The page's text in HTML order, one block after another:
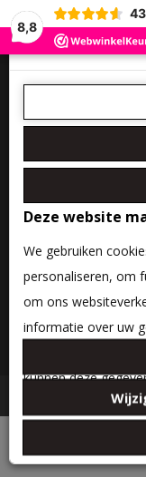
8,8
Deze website
We gebruiken
personaliseren, om
om ons
informatie over uw
voor social media,
kunnen deze
die u aan ze heeft
basis van uw